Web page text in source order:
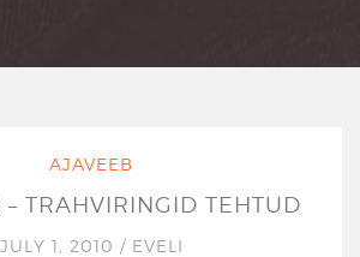
AJAVEEB
– TRAHVIRINGID TEHTUD
JULY 1, 2010 / EVELI